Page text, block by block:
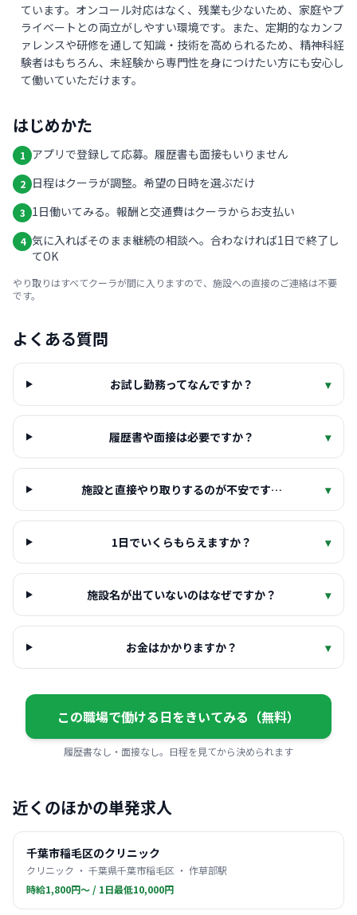
ています。オンコール対応はなく、残業も少ないため、家庭やプ
ライベートとの両立がしやすい環境です。また、定期的なカンフ
ァレンスや研修を通して知識・技術を高められるため、精神科経
験者はもちろん、未経験から専門性を身につけたい方にも安心し
て働いていただけます。
はじめかた
1 アプリで登録して応募。履歴書も面接もいりません
2 日程はクーラが調整。希望の日時を選ぶだけ
3 1日働いてみる。報酬と交通費はクーラからお支払い
4 気に入ればそのまま継続の相談へ。合わなければ1日で終了し
てOK
やり取りはすべてクーラが間に入りますので、施設への直接のご連絡は不要
です。
よくある質問
お試し勤務ってなんですか？ ▾
履歴書や面接は必要ですか？ ▾
施設と直接やり取りするのが不安です… ▾
1日でいくらもらえますか？ ▾
施設名が出ていないのはなぜですか？ ▾
お金はかかりますか？ ▾
この職場で働ける日をきいてみる（無料）
履歴書なし・面接なし。日程を見てから決められます
近くのほかの単発求人
千葉市稲毛区のクリニック
クリニック ・ 千葉県千葉市稲毛区 ・ 作草部駅
時給1,800円〜 / 1日最低10,000円